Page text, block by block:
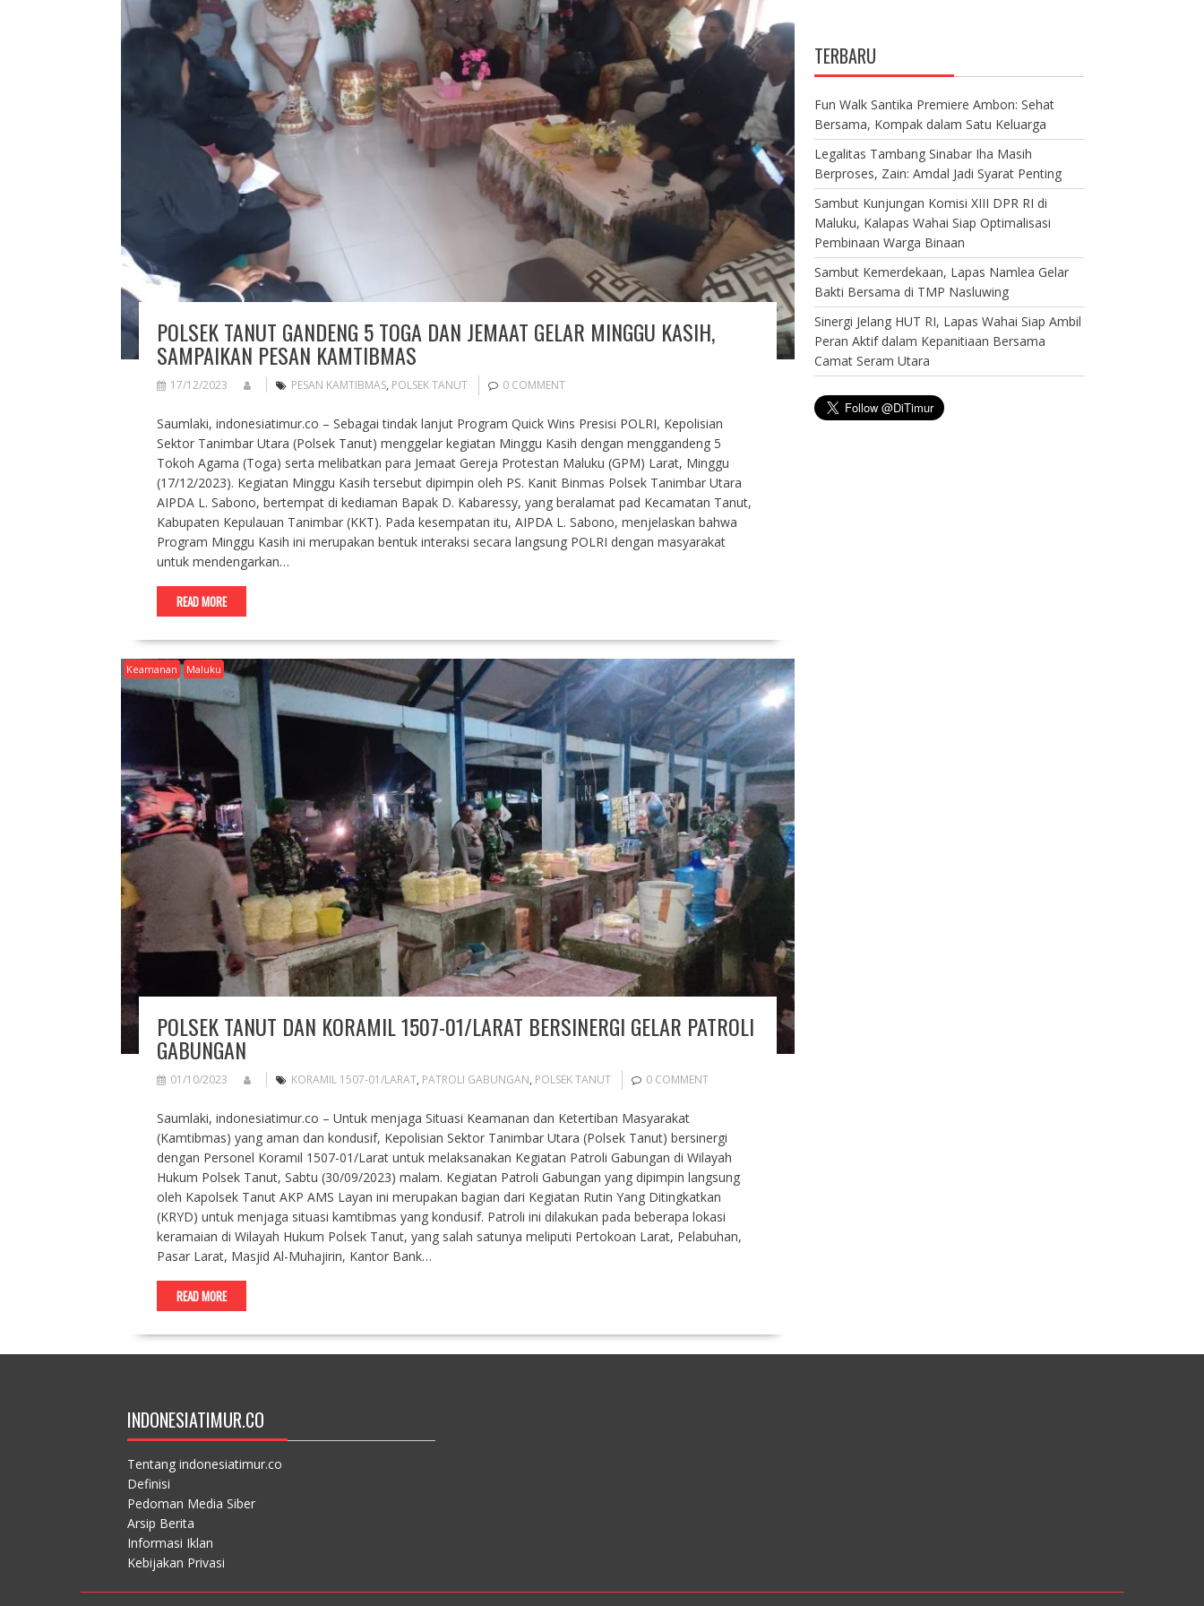
POLSEK TANUT GANDENG 5 TOGA DAN JEMAAT GELAR MINGGU KASIH,
SAMPAIKAN PESAN KAMTIBMAS
17/12/2023 PESAN KAMTIBMAS, POLSEK TANUT 0 COMMENT
Saumlaki, indonesiatimur.co – Sebagai tindak lanjut Program Quick Wins Presisi POLRI, Kepolisian
Sektor Tanimbar Utara (Polsek Tanut) menggelar kegiatan Minggu Kasih dengan menggandeng 5
Tokoh Agama (Toga) serta melibatkan para Jemaat Gereja Protestan Maluku (GPM) Larat, Minggu
(17/12/2023). Kegiatan Minggu Kasih tersebut dipimpin oleh PS. Kanit Binmas Polsek Tanimbar Utara
AIPDA L. Sabono, bertempat di kediaman Bapak D. Kabaressy, yang beralamat pad Kecamatan Tanut,
Kabupaten Kepulauan Tanimbar (KKT). Pada kesempatan itu, AIPDA L. Sabono, menjelaskan bahwa
Program Minggu Kasih ini merupakan bentuk interaksi secara langsung POLRI dengan masyarakat
untuk mendengarkan…
READ MORE
Keamanan Maluku
POLSEK TANUT DAN KORAMIL 1507-01/LARAT BERSINERGI GELAR PATROLI
GABUNGAN
01/10/2023 KORAMIL 1507-01/LARAT, PATROLI GABUNGAN, POLSEK TANUT 0 COMMENT
Saumlaki, indonesiatimur.co – Untuk menjaga Situasi Keamanan dan Ketertiban Masyarakat
(Kamtibmas) yang aman dan kondusif, Kepolisian Sektor Tanimbar Utara (Polsek Tanut) bersinergi
dengan Personel Koramil 1507-01/Larat untuk melaksanakan Kegiatan Patroli Gabungan di Wilayah
Hukum Polsek Tanut, Sabtu (30/09/2023) malam. Kegiatan Patroli Gabungan yang dipimpin langsung
oleh Kapolsek Tanut AKP AMS Layan ini merupakan bagian dari Kegiatan Rutin Yang Ditingkatkan
(KRYD) untuk menjaga situasi kamtibmas yang kondusif. Patroli ini dilakukan pada beberapa lokasi
keramaian di Wilayah Hukum Polsek Tanut, yang salah satunya meliputi Pertokoan Larat, Pelabuhan,
Pasar Larat, Masjid Al-Muhajirin, Kantor Bank…
READ MORE
TERBARU
Fun Walk Santika Premiere Ambon: Sehat
Bersama, Kompak dalam Satu Keluarga
Legalitas Tambang Sinabar Iha Masih
Berproses, Zain: Amdal Jadi Syarat Penting
Sambut Kunjungan Komisi XIII DPR RI di
Maluku, Kalapas Wahai Siap Optimalisasi
Pembinaan Warga Binaan
Sambut Kemerdekaan, Lapas Namlea Gelar
Bakti Bersama di TMP Nasluwing
Sinergi Jelang HUT RI, Lapas Wahai Siap Ambil
Peran Aktif dalam Kepanitiaan Bersama
Camat Seram Utara
INDONESIATIMUR.CO
Tentang indonesiatimur.co
Definisi
Pedoman Media Siber
Arsip Berita
Informasi Iklan
Kebijakan Privasi